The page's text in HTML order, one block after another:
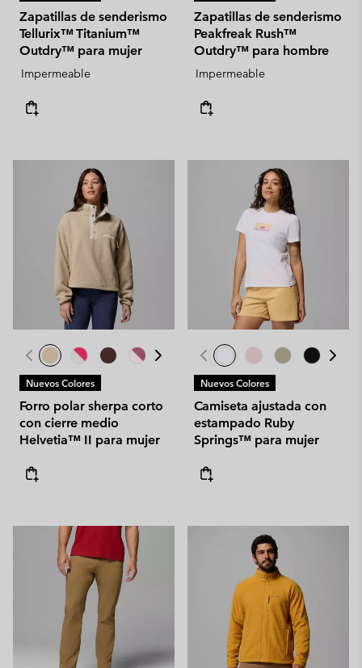
Zapatillas de senderismo
Tellurix™ Titanium™
Outdry™ para mujer
Impermeable
Zapatillas de senderismo
Peakfreak Rush™
Outdry™ para hombre
Impermeable
Nuevos Colores
Forro polar sherpa corto
con cierre medio
Helvetia™ II para mujer
Nuevos Colores
Camiseta ajustada con
estampado Ruby
Springs™ para mujer